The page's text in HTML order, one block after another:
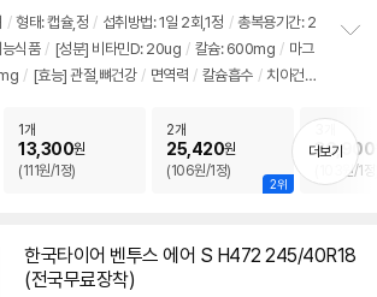
점
리
뷰
/ 형태: 캡슐,정 / 섭취방법: 1일 2회,1정 / 총복용기간: 2
식품 / [성분] 비타민D: 20ug / 칼슘: 600mg / 마그
/ [효능] 관절,뼈건강 / 면역력 / 칼슘흡수 / 치아건
기
1개
13,300원
(111원/1정)
2위
2개
25,420원
(106원/1정)
36,900
(103원/1
더보기
한국타이어 벤투스 에어 S H472 245/40R18
(전국무료장착)